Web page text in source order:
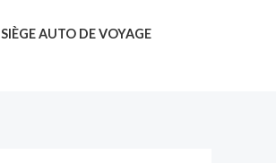
SIÈGE AUTO DE VOYAGE